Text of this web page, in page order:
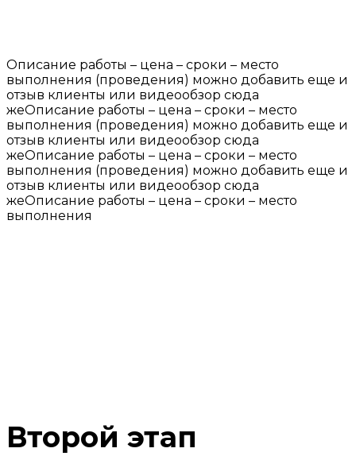
Описание работы – цена – сроки – место
выполнения (проведения) можно добавить еще и
отзыв клиенты или видеообзор сюда
жеОписание работы – цена – сроки – место
выполнения (проведения) можно добавить еще и
отзыв клиенты или видеообзор сюда
жеОписание работы – цена – сроки – место
выполнения (проведения) можно добавить еще и
отзыв клиенты или видеообзор сюда
жеОписание работы – цена – сроки – место
выполнения
Второй этап